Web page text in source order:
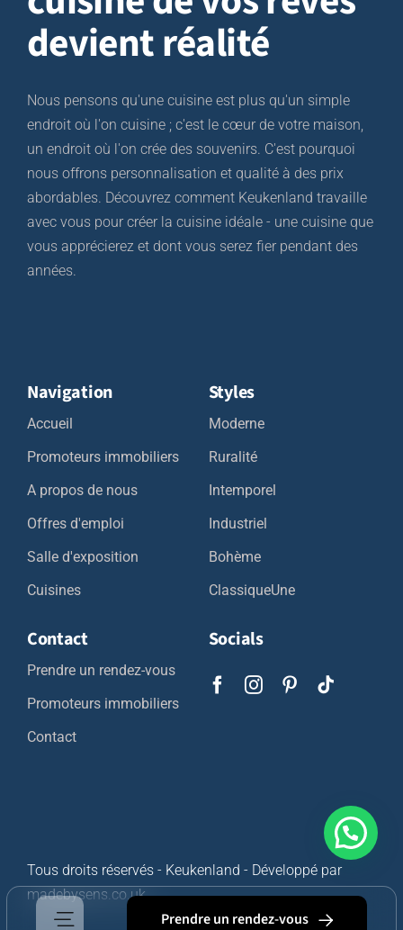
devient réalité
Nous pensons qu'une cuisine est plus qu'un simple
endroit où l'on cuisine ; c'est le cœur de votre maison,
un endroit où l'on crée des souvenirs. C'est pourquoi
nous offrons personnalisation et qualité à des prix
abordables. Découvrez comment Keukenland travaille
avec vous pour créer la cuisine idéale - une cuisine que
vous apprécierez et dont vous serez fier pendant des
années.
Navigation
Accueil
Promoteurs immobiliers
A propos de nous
Offres d'emploi
Salle d'exposition
Cuisines
Styles
Moderne
Ruralité
Intemporel
Industriel
Bohème
ClassiqueUne
Contact
Prendre un rendez-vous
Promoteurs immobiliers
Contact
Socials
Tous droits réservés - Keukenland - Développé par
madebysens.co.uk
Prendre un rendez-vous